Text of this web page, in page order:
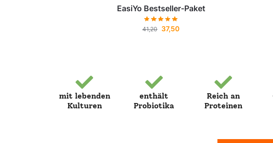
EasiYo Bestseller-Paket
41,20 37,50
mit lebenden
Kulturen
enthält
Probiotika
Reich an
Proteinen